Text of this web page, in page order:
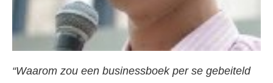
“Waarom zou een businessboek per se gebeiteld